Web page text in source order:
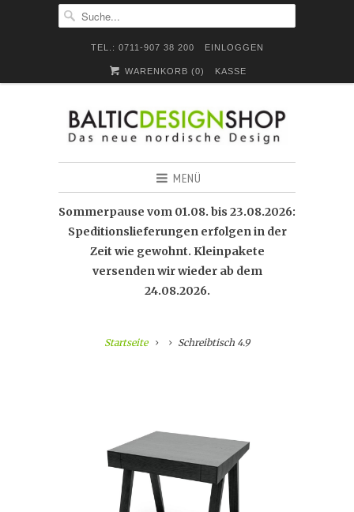
TEL.: 0711-907 38 200 EINLOGGEN
WARENKORB (0) KASSE
MENÜ
Sommerpause vom 01.08. bis 23.08.2026:
Speditionslieferungen erfolgen in der
Zeit wie gewohnt. Kleinpakete
versenden wir wieder ab dem
24.08.2026.
Startseite Schreibtisch 4.9